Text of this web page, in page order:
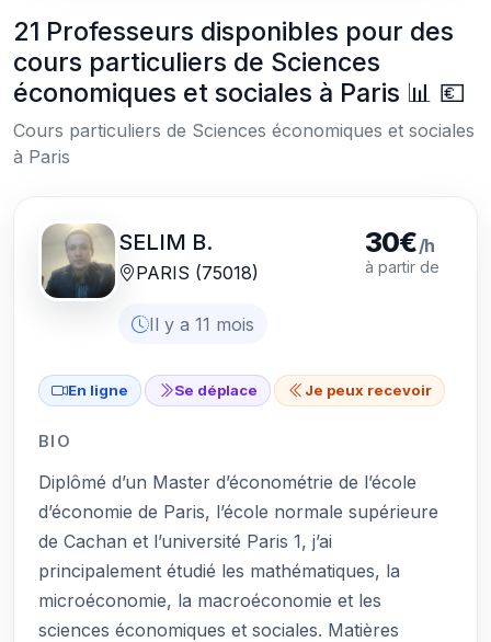
21 Professeurs disponibles pour des
cours particuliers de Sciences
économiques et sociales à Paris 📊 💶
Cours particuliers de Sciences économiques et sociales
à Paris
SELIM B.
PARIS (75018)
Il y a 11 mois
30€/h
à partir de
En ligne Se déplace Je peux recevoir
BIO
Diplômé d’un Master d’économétrie de l’école
d’économie de Paris, l’école normale supérieure
de Cachan et l’université Paris 1, j’ai
principalement étudié les mathématiques, la
microéconomie, la macroéconomie et les
sciences économiques et sociales. Matières